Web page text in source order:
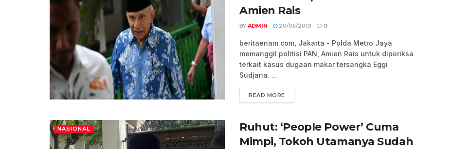
Amien Rais
BY ADMIN 20/05/2019 0
beritaenam.com, Jakarta - Polda Metro Jaya
memanggil politisi PAN, Amien Rais untuk diperiksa
terkait kasus dugaan makar tersangka Eggi
Sudjana. ...
READ MORE
NASIONAL
Ruhut: ‘People Power’ Cuma
Mimpi, Tokoh Utamanya Sudah